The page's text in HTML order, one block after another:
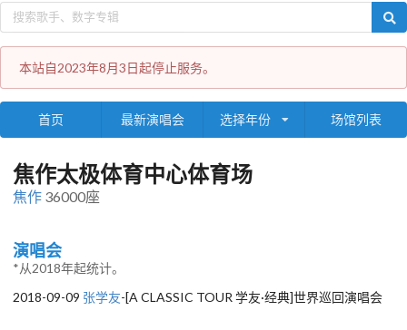
本站自2023年8月3日起停止服务。
首页 最新演唱会 选择年份 场馆列表
焦作太极体育中心体育场
焦作 36000座
演唱会
*从2018年起统计。
2018-09-09 张学友-[A CLASSIC TOUR 学友·经典]世界巡回演唱会